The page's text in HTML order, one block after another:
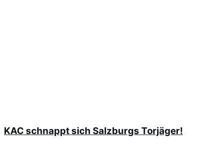
KAC schnappt sich Salzburgs Torjäger!